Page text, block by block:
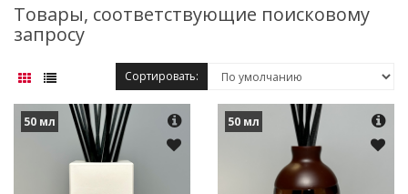
Товары, соответствующие поисковому
запросу
Сортировать:
50 мл 50 мл